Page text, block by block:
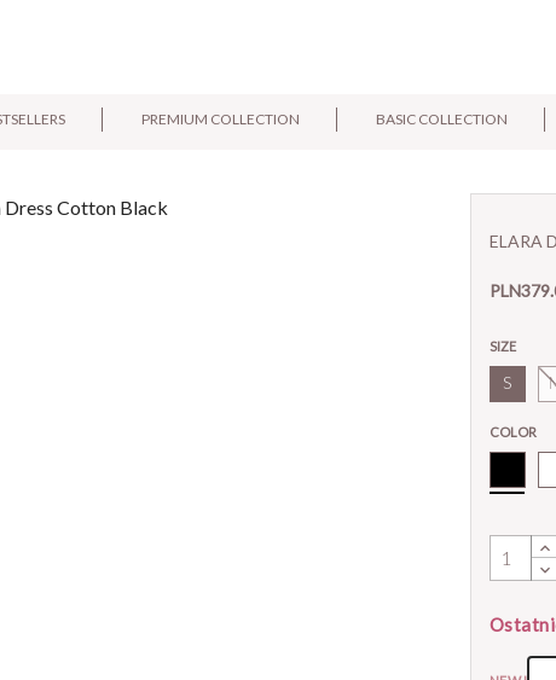
PREMIUM COLLECTION BASIC COLLECTION
ELARA
SIZE
S
COLOR